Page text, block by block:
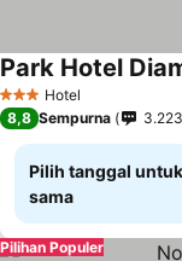
3 BintangHotel
Park Hotel
8,8 Sempurna 3.223
Pilih tanggal
sama
Pilihan Populer